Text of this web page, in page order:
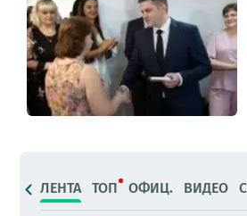
ЛЕНТА ТОП ОФИЦ. ВИДЕО